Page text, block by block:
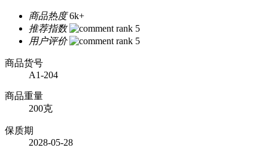
商品热度 6k+
推荐指数
用户评价
商品货号
A1-204
商品重量
200克
保质期
2028-05-28